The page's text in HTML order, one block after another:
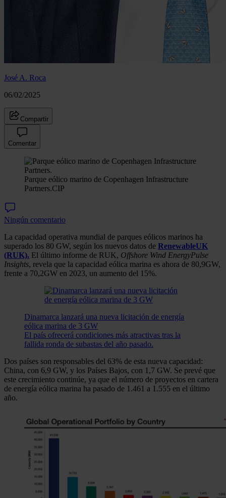
José A. Roca
06/02/2025
Compartir
Comentar
Parque eólico marino de Copenhagen Infrastructure
Partners.CIP
Ningún comentario
La capacidad operativa mundial de parques eólicos marinos ha
superado los 80 GW, según los nuevos datos de RenewableUK
(RUK). El último informe de RUK, Offshore Wind EnergyPulse
Insights, revela que la capacidad eólica marina es ahora de 80,9GW,
frente a 70,2GW en 2023, un aumento del 15%.
Dinamarca lanzará una nueva licitación de energía
eólica marina de 3 GW
El país ofrecerá condiciones más atractivas tras la
fallida ronda de subastas del año pasado.
Dos países son responsables del 63% de esta nueva capacidad:
China, con 6,9 GW, y los Países Bajos, con 1,7 GW. Se prevé que
este crecimiento continúe, ya que el número de proyectos en cartera
de energía eólica marina ha pasado de 1.461 a 1.555 en el último
año.